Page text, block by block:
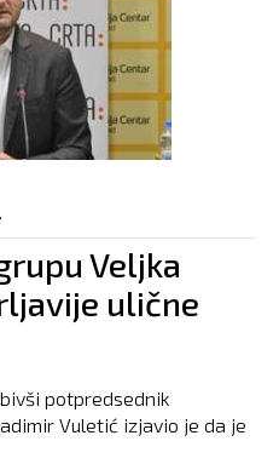
Veljka
ulične
potpredsednik
Vuletić izjavio je da je